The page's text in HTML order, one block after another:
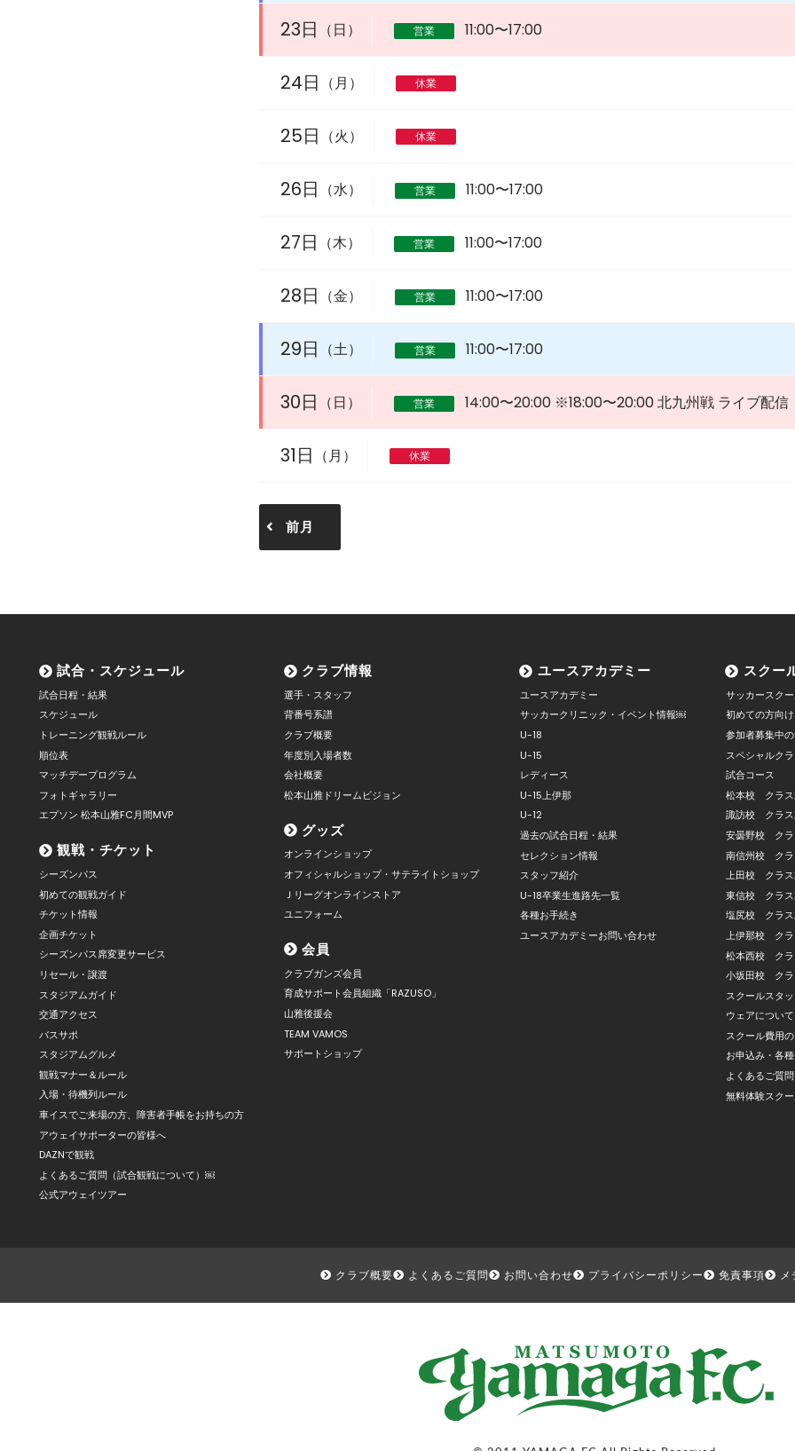
23日 （日） 営業 11:00〜17:00
24日 （月） 休業
25日 （火） 休業
26日 （水） 営業 11:00〜17:00
27日 （木） 営業 11:00〜17:00
28日 （金） 営業 11:00〜17:00
29日 （土） 営業 11:00〜17:00
30日 （日） 営業 14:00〜20:00 ※18:00〜20:00 北九州戦 ライブ配信
31日 （月） 休業
前月
試合・スケジュール
試合日程・結果
スケジュール
トレーニング観戦ルール
順位表
マッチデープログラム
フォトギャラリー
エプソン 松本山雅FC月間MVP
観戦・チケット
シーズンパス
初めての観戦ガイド
チケット情報
企画チケット
シーズンパス席変更サービス
リセール・譲渡
スタジアムガイド
交通アクセス
バスサポ
スタジアムグルメ
観戦マナー＆ルール
入場・待機列ルール
車イスでご来場の方、障害者手帳をお持ちの方
アウェイサポーターの皆様へ
DAZNで観戦
よくあるご質問（試合観戦について）￼
公式アウェイツアー
クラブ情報
選手・スタッフ
背番号系譜
クラブ概要
年度別入場者数
会社概要
松本山雅ドリームビジョン
グッズ
オンラインショップ
オフィシャルショップ・サテライトショップ
Ｊリーグオンラインストア
ユニフォーム
会員
クラブガンズ会員
育成サポート会員組織「RAZUSO」
山雅後援会
TEAM VAMOS
サポートショップ
ユースアカデミー
ユースアカデミー
サッカークリニック・イベント情報￼
U-18
U-15
レディース
U-15上伊那
U-12
過去の試合日程・結果
セレクション情報
スタッフ紹介
U-18卒業生進路先一覧
各種お手続き
ユースアカデミーお問い合わせ
スクー
サッカースク
初めての方向
参加者募集中
スペシャルク
試合コース
松本校 クラス
諏訪校 クラス
安曇野校 クラ
南信州校 クラ
上田校 クラス
東信校 クラス
塩尻校 クラス
上伊那校 クラ
松本西校 クラ
小坂田校 クラ
スクールスタ
ウェアについて
スクール費用
お申込み・各
よくあるご質問
無料体験スク
クラブ概要 よくあるご質問 お問い合わせ プライバシーポリシー 免責事項